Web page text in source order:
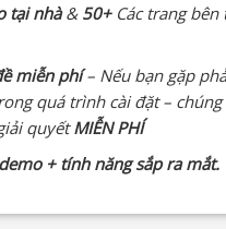
tại nhà& 50+Các trang bên
miễn phí– Nếu bạn gặp
quá trình cài đặt – chúng
quyếtMIỄN PHÍ
+ tính năng sắp ra mắt.